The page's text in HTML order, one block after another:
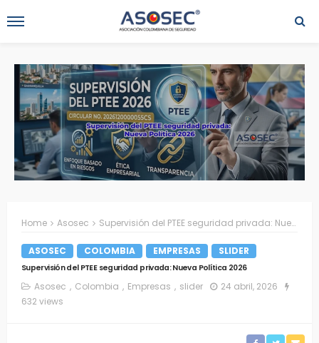
Home Asosec Supervisión del PTEE seguridad privada: Nueva Política 2026
ASOSEC COLOMBIA EMPRESAS SLIDER
Supervisión del PTEE seguridad privada: Nueva Política 2026
Asosec Colombia Empresas slider
24 abril, 2026
632 views